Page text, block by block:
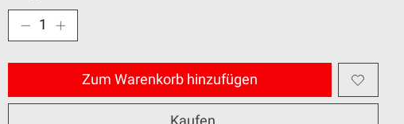
Zum Warenkorb hinzufügen